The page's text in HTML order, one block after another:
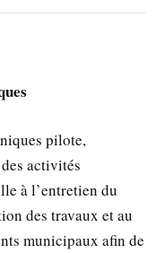
pilote,
activités
à l’entretien du
des travaux et au
municipaux afin de